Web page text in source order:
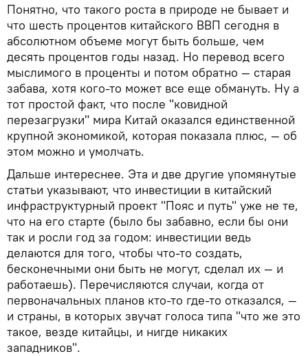
Понятно, что такого роста в природе не бывает и
что шесть процентов китайского ВВП сегодня в
абсолютном объеме могут быть больше, чем
десять процентов годы назад. Но перевод всего
мыслимого в проценты и потом обратно — старая
забава, хотя кого-то может все еще обмануть. Ну а
тот простой факт, что после "ковидной
перезагрузки" мира Китай оказался единственной
крупной экономикой, которая показала плюс, — об
этом можно и умолчать.
Дальше интереснее. Эта и две другие упомянутые
статьи указывают, что инвестиции в китайский
инфраструктурный проект "Пояс и путь" уже не те,
что на его старте (было бы забавно, если бы они
так и росли год за годом: инвестиции ведь
делаются для того, чтобы что-то создать,
бесконечными они быть не могут, сделал их — и
работаешь). Перечисляются случаи, когда от
первоначальных планов кто-то где-то отказался, —
и страны, в которых звучат голоса типа "что же это
такое, везде китайцы, и нигде никаких
западников".